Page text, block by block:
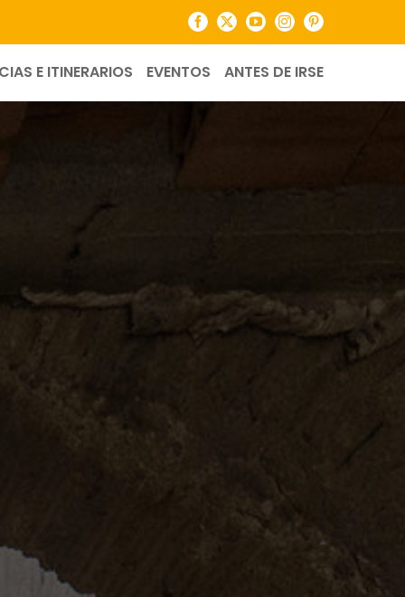
Facebook
X YouTubeInstagramPinterest
E ITINERARIOS EVENTOS ANTES DE IRSE